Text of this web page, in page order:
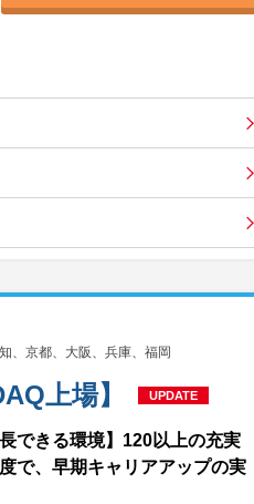
、京都、大阪、兵庫、福岡
上場】 UPDATE
できる環境】120以上の充実
で、早期キャリアアップの実